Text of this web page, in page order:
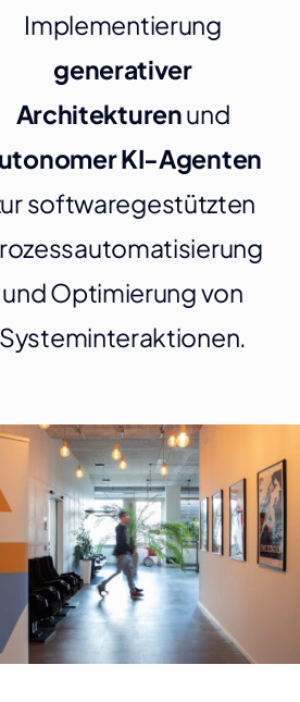
Implementierung
generativer
Architekturenund
KI-Agenten
softwaregestützten
und Optimierung von
Systeminteraktionen.